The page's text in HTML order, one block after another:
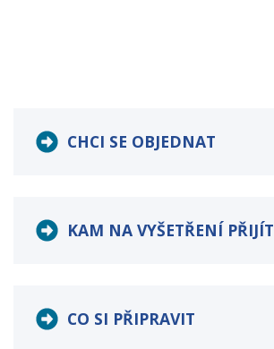
CHCI SE OBJEDNAT
KAM NA VYŠETŘENÍ PŘIJÍT
CO SI PŘIPRAVIT